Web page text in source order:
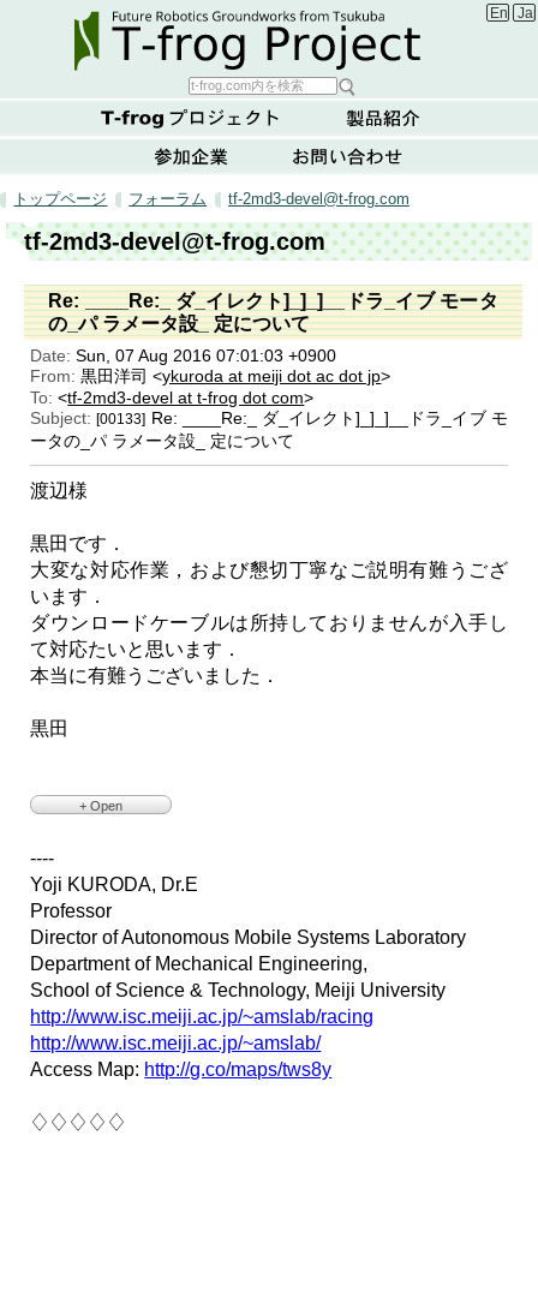
トップページ フォーラム tf-2md3-devel@t-frog.com
tf-2md3-devel@t-frog.com
Re: ____Re:_ ダ_イレクト]_]_]__ドラ_イブ モータ
の_パ ラメータ設_ 定について
Date:Sun, 07 Aug 2016 07:01:03 +0900
From:黒田洋司 <ykuroda at meiji dot ac dot jp>
To:<tf-2md3-devel at t-frog dot com>
Subject:[00133] Re: ____Re:_ ダ_イレクト]_]_]__ドラ_イブ モ
ータの_パ ラメータ設_ 定について
渡辺様
黒田です．
大変な対応作業，および懇切丁寧なご説明有難うござ
います．
ダウンロードケーブルは所持しておりませんが入手し
て対応たいと思います．
本当に有難うございました．
黒田
+ Open
>
> 明治大学 細田さま、黒田先生
>
> 渡辺です。
>
> エンコーダ信号のフィルタ周波数を高くしたところ、
> 元の4倍程度(2000kP/s)程度までは、何とか読めることがわか
りました。
> （理論値で、このモータ換算で最大500rpmくらい）
>
> ドライバのEEPROMに保存されている設定を変更すること
で、
> エンコーダのサンプリング周波数を上げられるようにしまし
しています。）
> この設定により、300rpm弱までは、制御が可能になります。
----
Yoji KURODA, Dr.E
Professor
Director of Autonomous Mobile Systems Laboratory
Department of Mechanical Engineering,
School of Science & Technology, Meiji University
http://www.isc.meiji.ac.jp/~amslab/racing
http://www.isc.meiji.ac.jp/~amslab/
Access Map: http://g.co/maps/tws8y
♢♢♢♢♢